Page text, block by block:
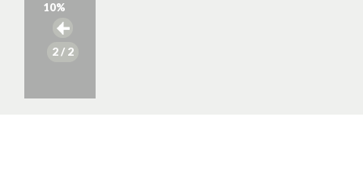
10%
2/ 2